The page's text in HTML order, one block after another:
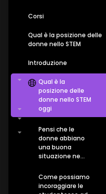
Corsi
Qual è la posizione delle
donne nello STEM
Introduzione
Qual è la
posizione delle
donne nello STEM
oggi
Pensi che le
donne abbiano
una buona
situazione ne...
Come possiamo
incoraggiare le